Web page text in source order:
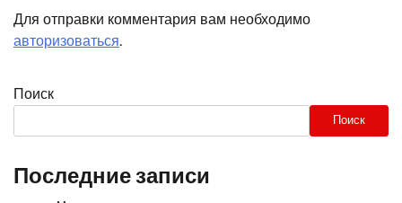
Для отправки комментария вам необходимо
авторизоваться.
Поиск
Поиск
Последние записи